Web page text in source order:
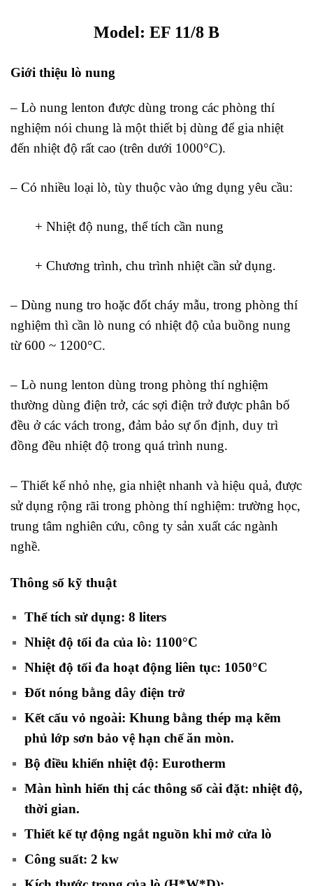
Model: EF 11/8 B
Giới thiệu lò nung
– Lò nung lenton được dùng trong các phòng thí
nghiệm nói chung là một thiết bị dùng để gia nhiệt
đến nhiệt độ rất cao (trên dưới 1000°C).
– Có nhiều loại lò, tùy thuộc vào ứng dụng yêu cầu:
+ Nhiệt độ nung, thể tích cần nung
+ Chương trình, chu trình nhiệt cần sử dụng.
– Dùng nung tro hoặc đốt cháy mẫu, trong phòng thí
nghiệm thì cần lò nung có nhiệt độ của buồng nung
từ 600 ~ 1200°C.
– Lò nung lenton dùng trong phòng thí nghiệm
thường dùng điện trở, các sợi điện trở được phân bố
đều ở các vách trong, đảm bảo sự ổn định, duy trì
đồng đều nhiệt độ trong quá trình nung.
– Thiết kế nhỏ nhẹ, gia nhiệt nhanh và hiệu quả, được
sử dụng rộng rãi trong phòng thí nghiệm: trường học,
trung tâm nghiên cứu, công ty sản xuất các ngành
nghề.
Thông số kỹ thuật
Thể tích sử dụng: 8 liters
Nhiệt độ tối đa của lò: 1100°C
Nhiệt độ tối đa hoạt động liên tục: 1050°C
Đốt nóng bằng dây điện trở
Kết cấu vỏ ngoài: Khung bằng thép mạ kẽm
phủ lớp sơn bảo vệ hạn chế ăn mòn.
Bộ điều khiển nhiệt độ: Eurotherm
Màn hình hiển thị các thông số cài đặt: nhiệt độ,
thời gian.
Thiết kế tự động ngắt nguồn khi mở cửa lò
Công suất: 2 kw